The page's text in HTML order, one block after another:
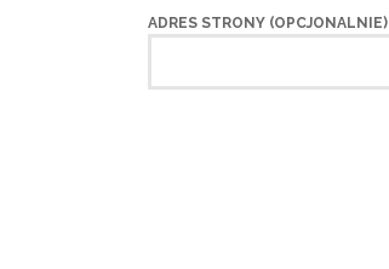
ADRES STRONY (OPCJONALNIE)